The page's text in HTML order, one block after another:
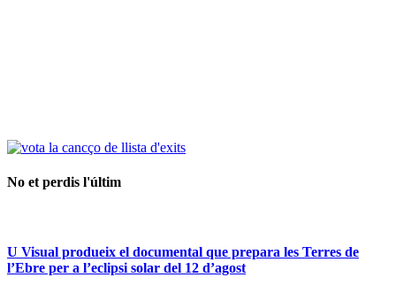
No et perdis l'últim
U Visual produeix el documental que prepara les Terres de
l’Ebre per a l’eclipsi solar del 12 d’agost